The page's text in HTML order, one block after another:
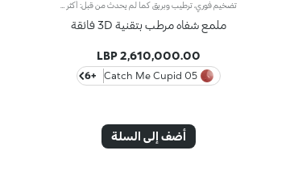
ملمع شفاه مرطب بتقنية 3D فائقة
2,610,000.00 LBP
05 Catch Me Cupid
+6
أضف إلى السلة